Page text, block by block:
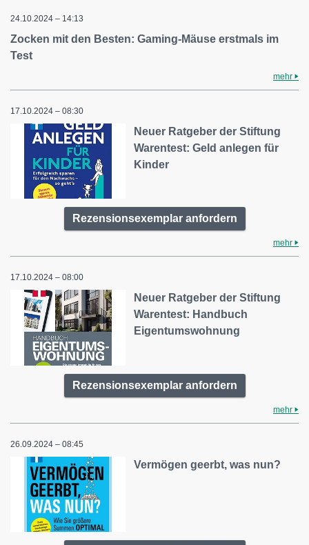
24.10.2024 – 14:13
Zocken mit den Besten: Gaming-Mäuse erstmals im
Test
mehr
17.10.2024 – 08:30
Neuer Ratgeber der Stiftung
Warentest: Geld anlegen für
Kinder
Rezensionsexemplar anfordern
mehr
17.10.2024 – 08:00
Neuer Ratgeber der Stiftung
Warentest: Handbuch
Eigentumswohnung
Rezensionsexemplar anfordern
mehr
26.09.2024 – 08:45
Vermögen geerbt, was nun?